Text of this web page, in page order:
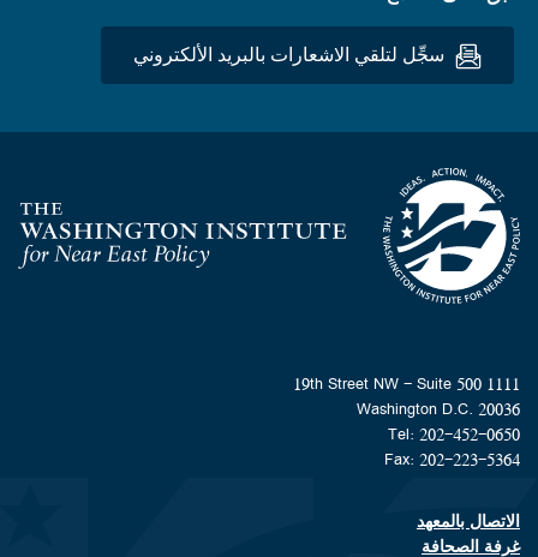
سجِّل لتلقي الاشعارات بالبريد الألكتروني
Homepage
1111 19th Street NW - Suite 500
Washington D.C. 20036
Tel: 202-452-0650
Fax: 202-223-5364
Footer contact links
الاتصال بالمعهد
غرفة الصحافة